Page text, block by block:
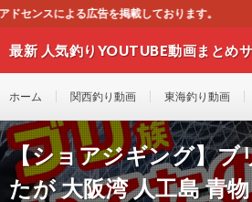
ります。
最新 人気釣りYOUTUBE動画まとめ
ホーム 関西釣り動画 東海釣り動画
【ショアジギング】ブ
たが 大阪湾 人工島 青